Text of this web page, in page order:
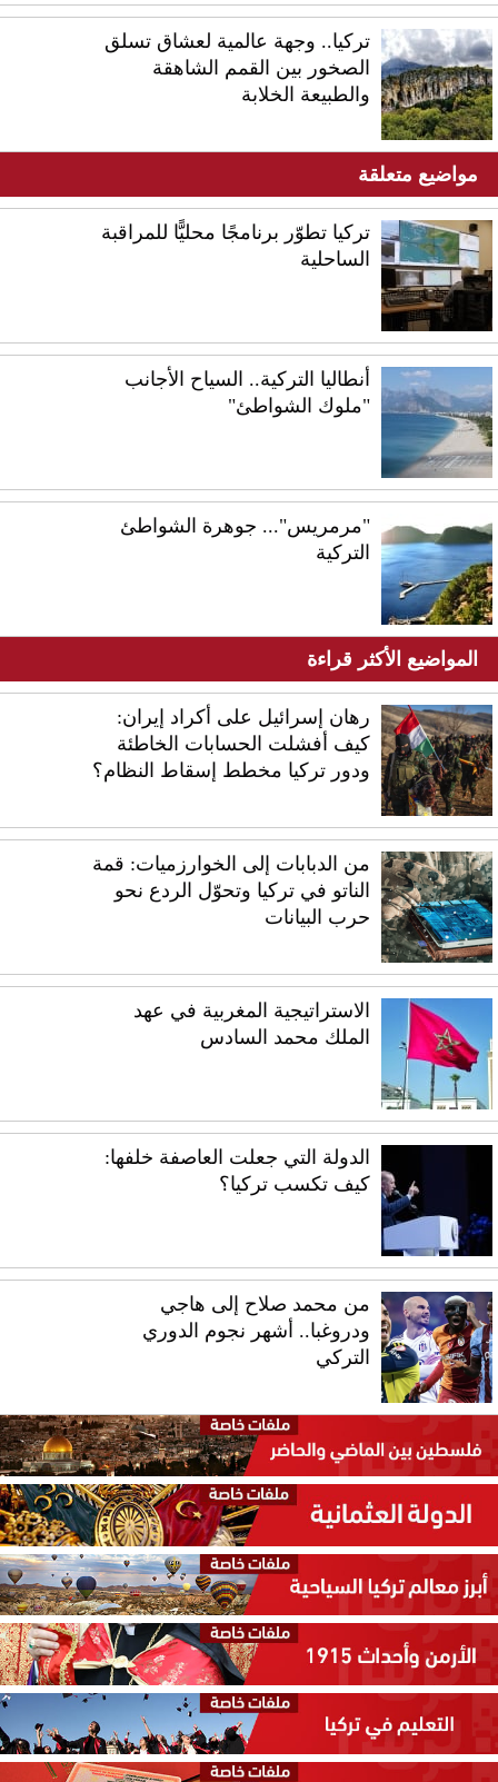
تركيا.. وجهة عالمية لعشاق تسلق
الصخور بين القمم الشاهقة
والطبيعة الخلابة
مواضيع متعلقة
تركيا تطوّر برنامجًا محليًّا للمراقبة
الساحلية
أنطاليا التركية.. السياح الأجانب
"ملوك الشواطئ"
"مرمريس"... جوهرة الشواطئ
التركية
المواضيع الأكثر قراءة
رهان إسرائيل على أكراد إيران:
كيف أفشلت الحسابات الخاطئة
ودور تركيا مخطط إسقاط النظام؟
من الدبابات إلى الخوارزميات: قمة
الناتو في تركيا وتحوّل الردع نحو
حرب البيانات
الاستراتيجية المغربية في عهد
الملك محمد السادس
الدولة التي جعلت العاصفة خلفها:
كيف تكسب تركيا؟
من محمد صلاح إلى هاجي
ودروغبا.. أشهر نجوم الدوري
التركي